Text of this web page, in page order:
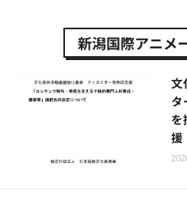
新潟国際アニメ
文
タ
を
援